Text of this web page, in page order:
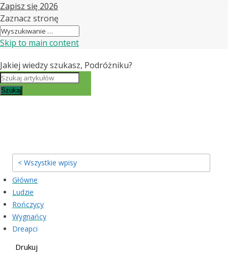
Zapisz się 2026
Zaznacz stronę
Skip to main content
Jakiej wiedzy szukasz, Podróżniku?
Szukaj
< Wszystkie wpisy
Główne
Ludzie
Rończycy
Wygnańcy
Dreapci
Drukuj